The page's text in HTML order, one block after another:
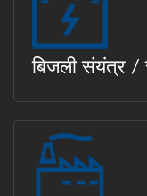
बिजली संयंत्र